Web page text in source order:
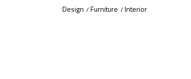
Design Furniture Interior